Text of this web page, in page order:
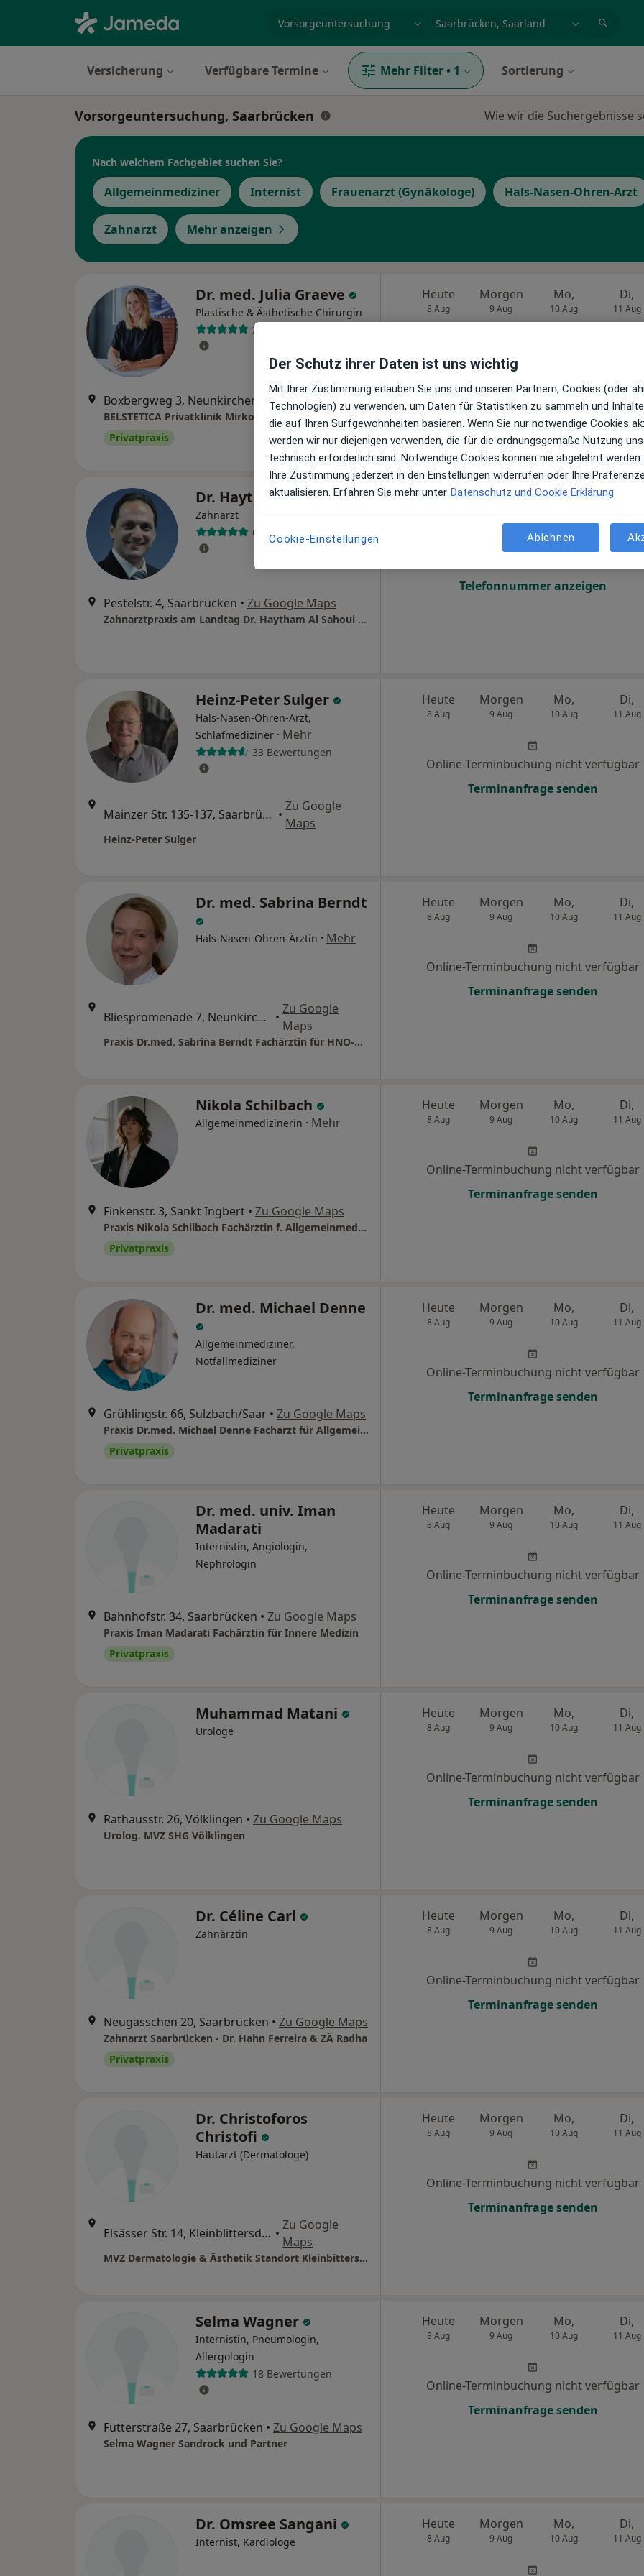
Versicherung Verfügbare Termine Mehr Filter • 1 Sortierung
Vorsorgeuntersuchung, Saarbrücken Wie wir die Suchergebnisse
Nach welchem Fachgebiet suchen Sie?
Allgemeinmediziner Internist Frauenarzt (Gynäkologe) Hals-Nasen-Ohren-Arzt
Zahnarzt Mehr anzeigen
Dr. med. Julia Graeve
Plastische & Ästhetische Chirurgin
22 Bewertungen
Boxbergweg 3, Neunkirchen Zu Google Maps
Privatpraxis
Heute
8 Aug
Morgen
9 Aug
Mo,
10 Aug
Di,
11 Aug
Online-Terminbuchung nicht verfügbar
Telefonnummer anzeigen
Dr. Haytham Al Sahoui
Zahnarzt
6 Bewertungen
Pestelstr. 4, Saarbrücken • Zu Google Maps
Zahnarztpraxis am Landtag Dr. Haytham Al Sahoui Zahnarzt
Heute Morgen Mo,
Telefonnummer anzeigen
Heinz-Peter Sulger
Hals-Nasen-Ohren-Arzt,
Schlafmediziner · Mehr
33 Bewertungen
Mainzer Str. 135-137, Saarbrücken •
Zu Google
Maps
Heinz-Peter Sulger
Heute
8 Aug
Morgen
9 Aug
Mo,
10 Aug
Di,
11 Aug
Online-Terminbuchung nicht verfügbar
Terminanfrage senden
Dr. med. Sabrina Berndt
Hals-Nasen-Ohren-Ärztin · Mehr
Bliespromenade 7, Neunkirchen •
Zu Google
Maps
Praxis Dr.med. Sabrina Berndt Fachärztin für HNO-Heilkunde
Heute
8 Aug
Morgen
9 Aug
Mo,
10 Aug
Di,
11 Aug
Online-Terminbuchung nicht verfügbar
Terminanfrage senden
Nikola Schilbach
Allgemeinmedizinerin · Mehr
Finkenstr. 3, Sankt Ingbert • Zu Google Maps
Praxis Nikola Schilbach Fachärztin f. Allgemeinmedizin
Privatpraxis
Heute
8 Aug
Morgen
9 Aug
Mo,
10 Aug
Di,
11 Aug
Online-Terminbuchung nicht verfügbar
Terminanfrage senden
Dr. med. Michael Denne
Allgemeinmediziner,
Notfallmediziner
Grühlingstr. 66, Sulzbach/Saar • Zu Google Maps
Praxis Dr.med. Michael Denne Facharzt für Allgemeinmedizin
Privatpraxis
Heute
8 Aug
Morgen
9 Aug
Mo,
10 Aug
Di,
11 Aug
Online-Terminbuchung nicht verfügbar
Terminanfrage senden
Dr. med. univ. Iman
Madarati
Internistin, Angiologin,
Nephrologin
Bahnhofstr. 34, Saarbrücken • Zu Google Maps
Praxis Iman Madarati Fachärztin für Innere Medizin
Privatpraxis
Heute
8 Aug
Morgen
9 Aug
Mo,
10 Aug
Di,
11 Aug
Online-Terminbuchung nicht verfügbar
Terminanfrage senden
Muhammad Matani
Urologe
Rathausstr. 26, Völklingen • Zu Google Maps
Urolog. MVZ SHG Völklingen
Heute
8 Aug
Morgen
9 Aug
Mo,
10 Aug
Di,
11 Aug
Online-Terminbuchung nicht verfügbar
Terminanfrage senden
Dr. Céline Carl
Zahnärztin
Neugässchen 20, Saarbrücken • Zu Google Maps
Zahnarzt Saarbrücken - Dr. Hahn Ferreira & ZÄ Radha
Privatpraxis
Heute
8 Aug
Morgen
9 Aug
Mo,
10 Aug
Di,
11 Aug
Online-Terminbuchung nicht verfügbar
Terminanfrage senden
Dr. Christoforos
Christofi
Hautarzt (Dermatologe)
Elsässer Str. 14, Kleinblittersdorf •
Zu Google
Maps
MVZ Dermatologie & Ästhetik Standort Kleinbittersdorf
Heute
8 Aug
Morgen
9 Aug
Mo,
10 Aug
Di,
11 Aug
Online-Terminbuchung nicht verfügbar
Terminanfrage senden
Selma Wagner
Internistin, Pneumologin,
Allergologin
18 Bewertungen
Futterstraße 27, Saarbrücken • Zu Google Maps
Selma Wagner Sandrock und Partner
Heute
8 Aug
Morgen
9 Aug
Mo,
10 Aug
Di,
11 Aug
Online-Terminbuchung nicht verfügbar
Terminanfrage senden
Dr. Omsree Sangani
Internist, Kardiologe
Heute
8 Aug
Morgen
9 Aug
Mo,
10 Aug
Di,
11 Aug
Der Schutz ihrer Daten ist uns wichtig
Mit Ihrer Zustimmung erlauben Sie uns und unseren Partnern, Cookies (oder
Technologien) zu verwenden, um Daten für Statistiken zu sammeln und
die auf Ihren Surfgewohnheiten basieren. Wenn Sie nur notwendige Cookies
werden wir nur diejenigen verwenden, die für die ordnungsgemäße Nutzung
technisch erforderlich sind. Notwendige Cookies können nie abgelehnt werden.
Ihre Zustimmung jederzeit in den Einstellungen widerrufen oder Ihre
aktualisieren. Erfahren Sie mehr unter Datenschutz und Cookie Erklärung
Cookie-Einstellungen Ablehnen